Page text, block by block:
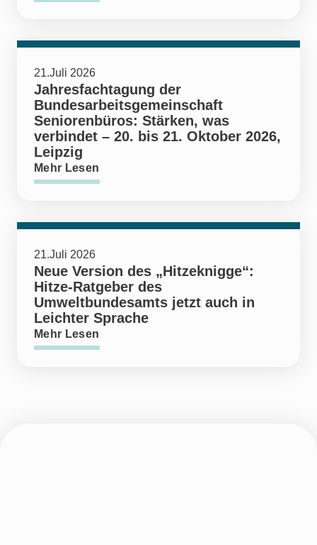
21.Juli 2026
Jahresfachtagung der
Bundesarbeitsgemeinschaft
Seniorenbüros: Stärken, was
verbindet – 20. bis 21. Oktober 2026,
Leipzig
Mehr Lesen
21.Juli 2026
Neue Version des „Hitzeknigge“:
Hitze-Ratgeber des
Umweltbundesamts jetzt auch in
Leichter Sprache
Mehr Lesen